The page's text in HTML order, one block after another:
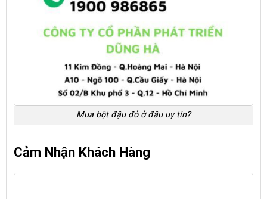
Mua bột đậu đỏ ở đâu uy tín?
Cảm Nhận Khách Hàng